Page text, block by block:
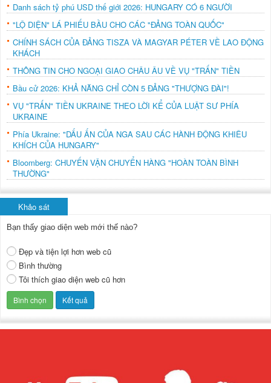
Danh sách tỷ phú USD thế giới 2026: HUNGARY CÓ 6 NGƯỜI
"LỘ DIỆN" LÁ PHIẾU BẦU CHO CÁC "ĐẢNG TOÀN QUỐC"
CHÍNH SÁCH CỦA ĐẢNG TISZA VÀ MAGYAR PÉTER VỀ LAO ĐỘNG
KHÁCH
THÔNG TIN CHO NGOẠI GIAO CHÂU ÂU VỀ VỤ "TRẤN" TIỀN
Bầu cử 2026: KHẢ NĂNG CHỈ CÒN 5 ĐẢNG "THƯỢNG ĐÀI"!
VỤ "TRẤN" TIỀN UKRAINE THEO LỜI KỂ CỦA LUẬT SƯ PHÍA
UKRAINE
Phía Ukraine: "DẤU ẤN CỦA NGA SAU CÁC HÀNH ĐỘNG KHIÊU
KHÍCH CỦA HUNGARY"
Bloomberg: CHUYẾN VẬN CHUYỂN HÀNG "HOÀN TOÀN BÌNH
THƯỜNG"
Khảo sát
Bạn thấy giao diện web mới thế nào?
Đẹp và tiện lợi hơn web cũ
Bình thường
Tôi thích giao diện web cũ hơn